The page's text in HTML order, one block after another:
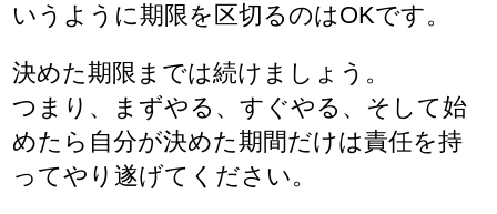
いうように期限を区切るのはOKです。
決めた期限までは続けましょう。
つまり、まずやる、すぐやる、そして始
めたら自分が決めた期間だけは責任を持
ってやり遂げてください。